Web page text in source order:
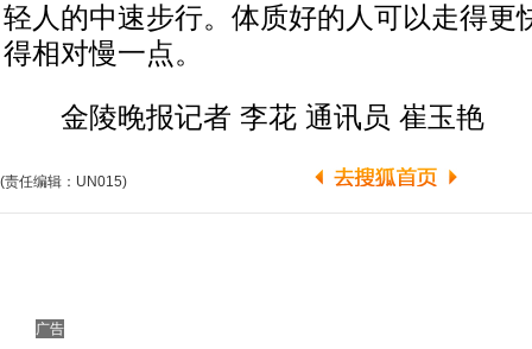
轻人的中速步行。体质好的人可以走得更
得相对慢一点。
金陵晚报记者 李花 通讯员 崔玉艳
(责任编辑：UN015)
广告